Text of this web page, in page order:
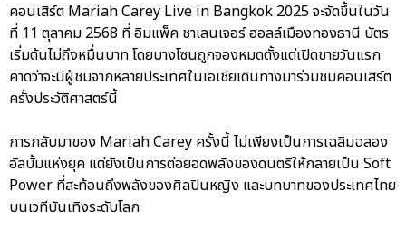
คอนเสิร์ต Mariah Carey Live in Bangkok 2025 จะจัดขึ้นในวัน
ที่ 11 ตุลาคม 2568 ที่ อิมแพ็ค ชาเลนเจอร์ ฮอลล์เมืองทองธานี บัตร
เริ่มต้นไม่ถึงหมื่นบาท โดยบางโซนถูกจองหมดตั้งแต่เปิดขายวันแรก
คาดว่าจะมีผู้ชมจากหลายประเทศในเอเชียเดินทางมาร่วมชมคอนเสิร์ต
ครั้งประวัติศาสตร์นี้
การกลับมาของ Mariah Carey ครั้งนี้ ไม่เพียงเป็นการเฉลิมฉลอง
อัลบั้มแห่งยุค แต่ยังเป็นการต่อยอดพลังของดนตรีให้กลายเป็น Soft
Power ที่สะท้อนถึงพลังของศิลปินหญิง และบทบาทของประเทศไทย
บนเวทีบันเทิงระดับโลก